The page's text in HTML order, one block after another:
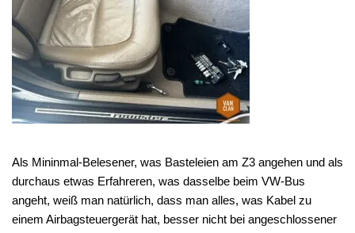
Als Mininmal-Belesener, was Basteleien am Z3 angehen und als
durchaus etwas Erfahreren, was dasselbe beim VW-Bus
angeht, weiß man natürlich, dass man alles, was Kabel zu
einem Airbagsteuergerät hat, besser nicht bei angeschlossener